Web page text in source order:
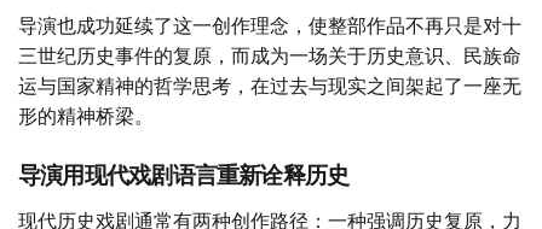
导演也成功延续了这一创作理念，使整部作品不再只是对十
三世纪历史事件的复原，而成为一场关于历史意识、民族命
运与国家精神的哲学思考，在过去与现实之间架起了一座无
形的精神桥梁。
导演用现代戏剧语言重新诠释历史
现代历史戏剧通常有两种创作路径：一种强调历史复原，力